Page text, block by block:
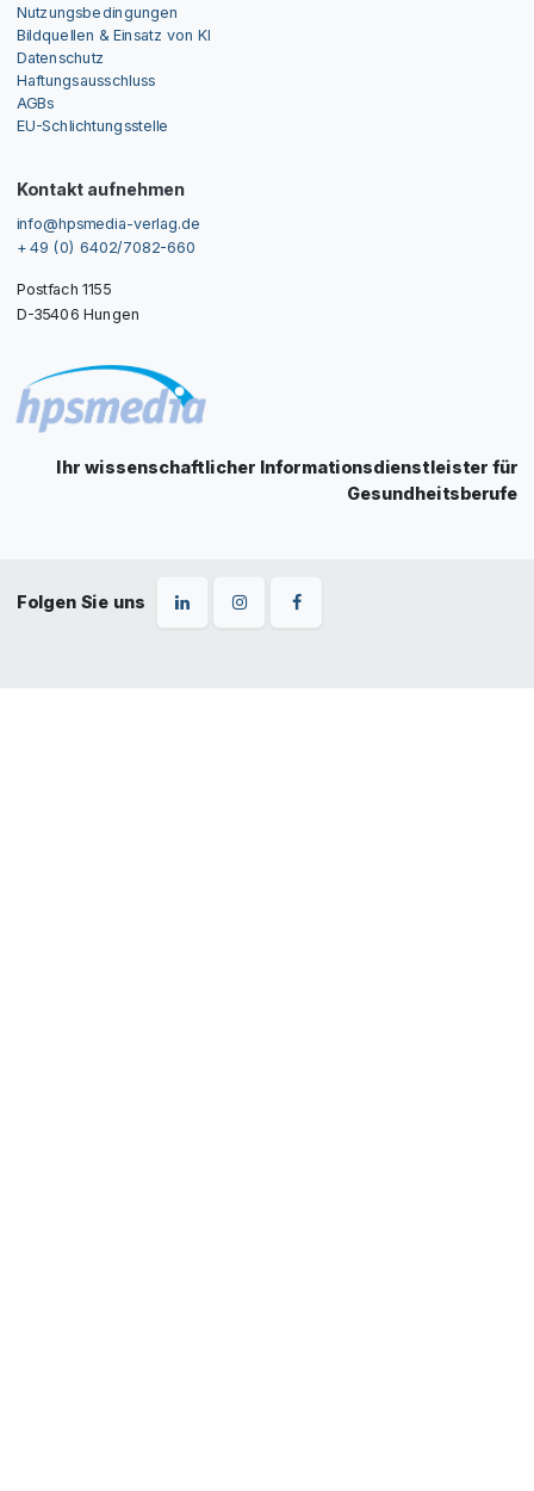
Nutzungsbedingungen
Bildquellen & Einsatz von KI
Datenschutz
Haftungsausschluss
AGBs
EU-Schlichtungsstelle
Kontakt aufnehmen
info@hpsmedia-verlag.de
+ 49 (0) 6402/7082-660
Postfach 1155
D-35406 Hungen
Ihr wissenschaftlicher Informationsdienstleister für
Gesundheitsberufe
Folgen Sie uns